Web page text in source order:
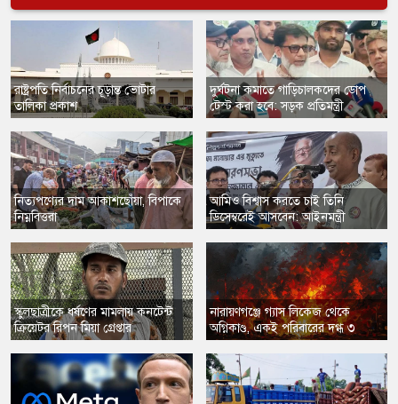
​রাষ্ট্রপতি নির্বাচনের চূড়ান্ত ভোটার
তালিকা প্রকাশ
নিত্যপণ্যের দাম আকাশছোঁয়া, বিপাকে
নিম্নবিত্তরা
​স্কুলছাত্রীকে ধর্ষণের মামলায় কনটেন্ট
ক্রিয়েটর রিপন মিয়া গ্রেপ্তার
দুর্ঘটনা কমাতে গাড়িচালকদের ডোপ
টেস্ট করা হবে: সড়ক প্রতিমন্ত্রী
আমিও বিশ্বাস করতে চাই তিনি
ডিসেম্বরেই আসবেন: আইনমন্ত্রী
নারায়ণগঞ্জে গ্যাস লিকেজ থেকে
অগ্নিকাণ্ড, একই পরিবারের দগ্ধ ৩